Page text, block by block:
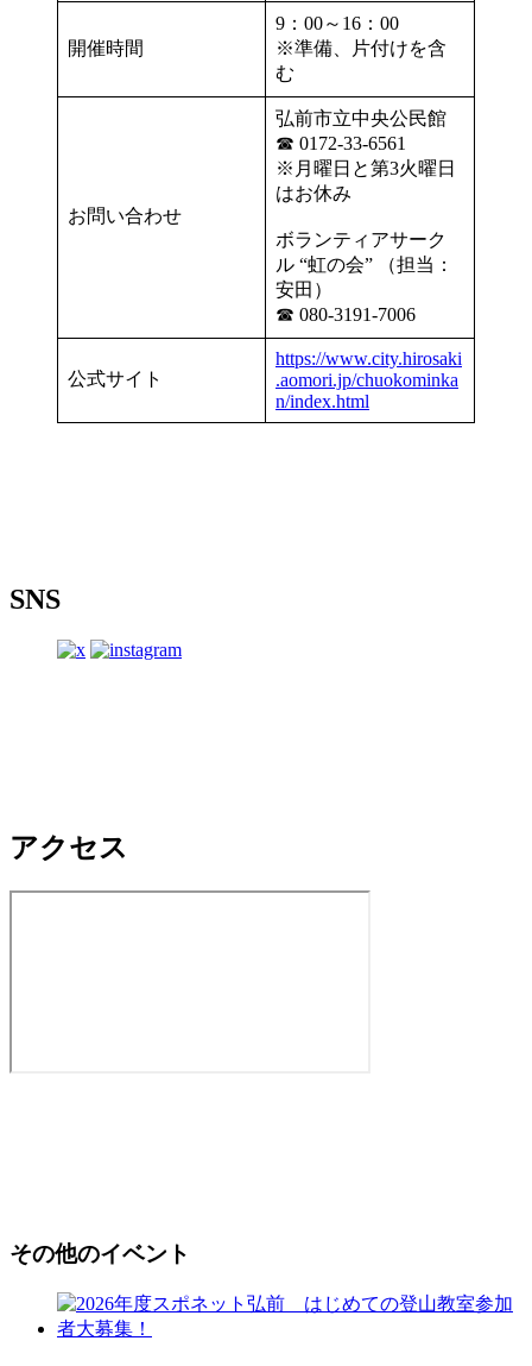
開催時間
9：00～16：00
※準備、片付けを含
む
お問い合わせ
弘前市立中央公民館
☎ 0172-33-6561
※月曜日と第3火曜日
はお休み
ボランティアサーク
ル “虹の会” （担当：
安田）
☎ 080-3191-7006
公式サイト
https://www.city.hirosaki
.aomori.jp/chuokominka
n/index.html
SNS
アクセス
その他のイベント